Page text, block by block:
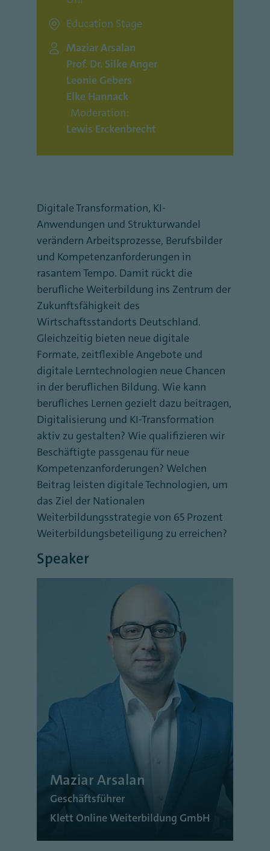
Education Stage
Maziar Arsalan
Prof. Dr. Silke Anger
Leonie Gebers
Elke Hannack
Moderation:
Lewis Erckenbrecht
Digitale Transformation, KI-
Anwendungen und Strukturwandel
verändern Arbeitsprozesse, Berufsbilder
und Kompetenzanforderungen in
rasantem Tempo. Damit rückt die
berufliche Weiterbildung ins Zentrum der
Zukunftsfähigkeit des
Wirtschaftsstandorts Deutschland.
Gleichzeitig bieten neue digitale
Formate, zeitflexible Angebote und
digitale Lerntechnologien neue Chancen
in der beruflichen Bildung. Wie kann
berufliches Lernen gezielt dazu beitragen,
Digitalisierung und KI-Transformation
aktiv zu gestalten? Wie qualifizieren wir
Beschäftigte passgenau für neue
Kompetenzanforderungen? Welchen
Beitrag leisten digitale Technologien, um
das Ziel der Nationalen
Weiterbildungsstrategie von 65 Prozent
Weiterbildungsbeteiligung zu erreichen?
Speaker
Maziar Arsalan
Geschäftsführer
Klett Online Weiterbildung GmbH